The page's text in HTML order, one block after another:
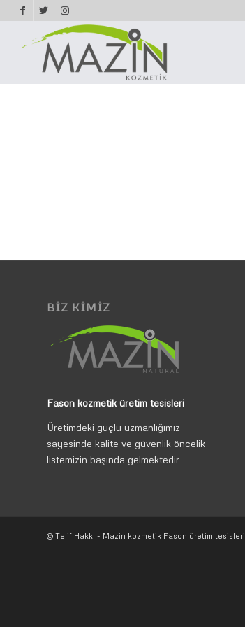
BIZ KIMIZ
Fason kozmetik üretim tesisleri
Üretimdeki güçlü uzmanlığımız
sayesinde kalite ve güvenlik öncelik
listemizin başında gelmektedir
© Telif Hakkı - Mazin kozmetik Fason üretim tesisleri